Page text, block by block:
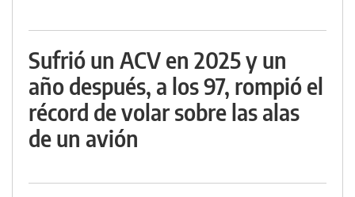
Sufrió un ACV en 2025 y un
año después, a los 97, rompió el
récord de volar sobre las alas
de un avión